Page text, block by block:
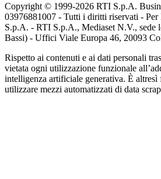
Copyright © 1999-2026 RTI S.p.A.
03976881007 - Tutti i diritti riservati -
S.p.A. - RTI S.p.A., Mediaset N.V., sede
Bassi) - Uffici Viale Europa 46, 20093
Rispetto ai contenuti e ai dati personali
vietata ogni utilizzazione funzionale
intelligenza artificiale generativa. È altresì
utilizzare mezzi automatizzati di data